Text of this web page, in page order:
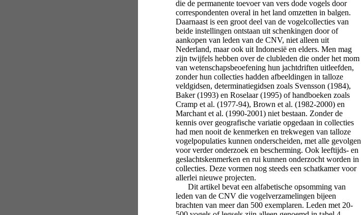
die de permanente toevoer van vers dode vogels door
correspondenten overal in het land omzetten in balgen.
Daarnaast is een groot deel van de vogelcollecties van
beide instellingen ontstaan uit schenkingen door of
aankopen van leden van de CNV, niet alleen uit
Nederland, maar ook uit Indonesië en elders. Men mag
zijn twijfels hebben over de clubleden die onder het mom
van wetenschapsbeoefening hun jachtdriften uitleefden,
zonder hun collecties hadden afbeeldingen in talloze
veldgidsen, determinatiegidsen zoals Svensson (1984),
Baker (1993) en Roselaar (1995) of handboeken zoals
Cramp et al. (1977-94), Brown et al. (1982-2000) en
Marchant et al. (1990-2001) niet bestaan. Zonder de
kennis over geografische variatie opgedaan in collecties
had men nooit de kenmerken en trekwegen van talloze
vogelpopulaties kunnen onderscheiden, met alle gevolgen
voor verder onderzoek en bescherming. Ook leeftijds- en
geslachtskenmerken en rui kunnen onderzocht worden in
collecties. Deze vormen nog steeds een schatkamer voor
allerlei nieuwe projecten.
Dit artikel bevat een alfabetische opsomming van
leden van de CNV die vogelverzamelingen bijeen
brachten van meer dan 500 exemplaren. Leden met 20-